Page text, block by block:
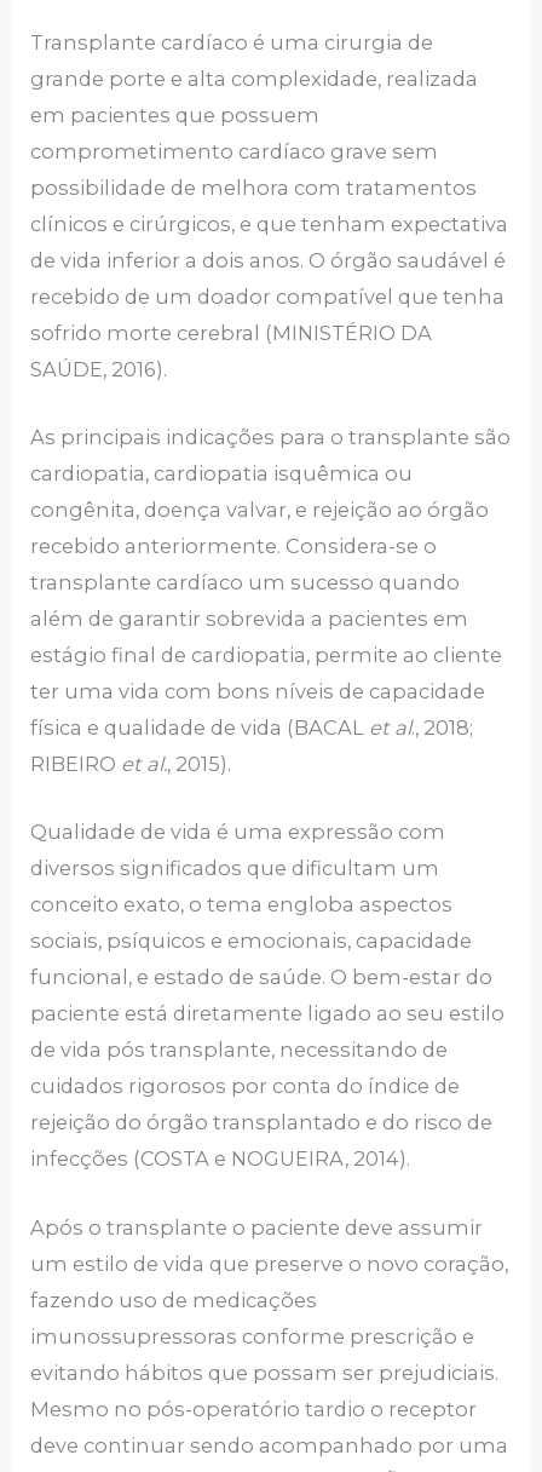
Transplante cardíaco é uma cirurgia de
grande porte e alta complexidade, realizada
em pacientes que possuem
comprometimento cardíaco grave sem
possibilidade de melhora com tratamentos
clínicos e cirúrgicos, e que tenham expectativa
de vida inferior a dois anos. O órgão saudável é
recebido de um doador compatível que tenha
sofrido morte cerebral (MINISTÉRIO DA
SAÚDE, 2016).
As principais indicações para o transplante são
cardiopatia, cardiopatia isquêmica ou
congênita, doença valvar, e rejeição ao órgão
recebido anteriormente. Considera-se o
transplante cardíaco um sucesso quando
além de garantir sobrevida a pacientes em
estágio final de cardiopatia, permite ao cliente
ter uma vida com bons níveis de capacidade
física e qualidade de vida (BACAL et al., 2018;
RIBEIRO et al., 2015).
Qualidade de vida é uma expressão com
diversos significados que dificultam um
conceito exato, o tema engloba aspectos
sociais, psíquicos e emocionais, capacidade
funcional, e estado de saúde. O bem-estar do
paciente está diretamente ligado ao seu estilo
de vida pós transplante, necessitando de
cuidados rigorosos por conta do índice de
rejeição do órgão transplantado e do risco de
infecções (COSTA e NOGUEIRA, 2014).
Após o transplante o paciente deve assumir
um estilo de vida que preserve o novo coração,
fazendo uso de medicações
imunossupressoras conforme prescrição e
evitando hábitos que possam ser prejudiciais.
Mesmo no pós-operatório tardio o receptor
deve continuar sendo acompanhado por uma